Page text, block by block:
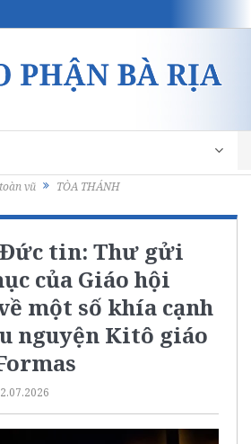
vũ TÒA THÁNH
tin: Thư gửi
của Giáo hội
một số khía cạnh
nguyện Kitô giáo